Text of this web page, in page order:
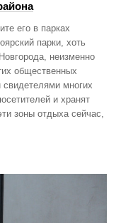
его в парках
парки, хоть
неизменно
общественных
свидетелями многих
и хранят
зоны отдыха сейчас,